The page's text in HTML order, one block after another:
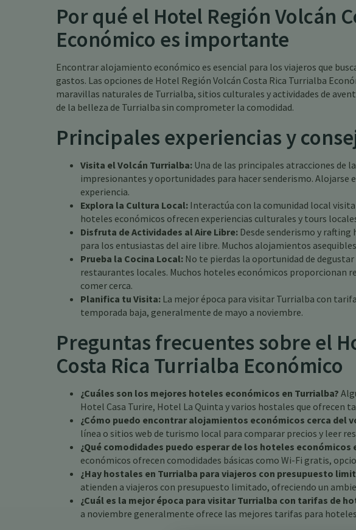
Por qué el Hotel Región Volcán
Económico es importante
Encontrar alojamiento económico es esencial para los viajeros que
gastos. Las opciones de Hotel Región Volcán Costa Rica Turrialba
maravillas naturales de Turrialba, sitios culturales y actividades de
de la belleza de Turrialba sin comprometer la comodidad.
Principales experiencias y
Visita el Volcán Turrialba: Una de las principales atracciones de
impresionantes y oportunidades para hacer senderismo. Alojarse
experiencia.
Explora la Cultura Local: Interactúa con la comunidad local
hoteles económicos ofrecen experiencias culturales y tours
Disfruta de Actividades al Aire Libre: Desde senderismo y
para los entusiastas del aire libre. Muchos alojamientos
Prueba la Cocina Local: No te pierdas la oportunidad de
restaurantes locales. Muchos hoteles económicos proporcionan
comer cerca.
Planifica tu Visita: La mejor época para visitar Turrialba con
temporada baja, generalmente de mayo a noviembre.
Preguntas frecuentes sobre el
Costa Rica Turrialba Económico
¿Cuáles son los mejores hoteles económicos en Turrialba?
Hotel Casa Turire, Hotel La Quinta y varios hostales que ofrecen
¿Cómo puedo encontrar alojamientos económicos cerca del
línea o sitios web de turismo local para comparar precios y leer
¿Qué comodidades puedo esperar de los hoteles económicos
económicos ofrecen comodidades básicas como Wi-Fi gratis,
¿Hay hostales en Turrialba para viajeros con presupuesto
atienden a viajeros con presupuesto limitado, ofreciendo un
¿Cuál es la mejor época para visitar Turrialba con tarifas de
a noviembre generalmente ofrece las mejores tarifas para